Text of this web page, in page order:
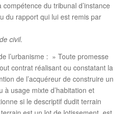
du tribunal d’instance
du rapport qui lui est remis par
civil.
l’urbanisme : » Toute promesse
contrat réalisant ou constatant la
de l’acquéreur de construire un
à usage mixte d’habitation et
si le descriptif dudit terrain